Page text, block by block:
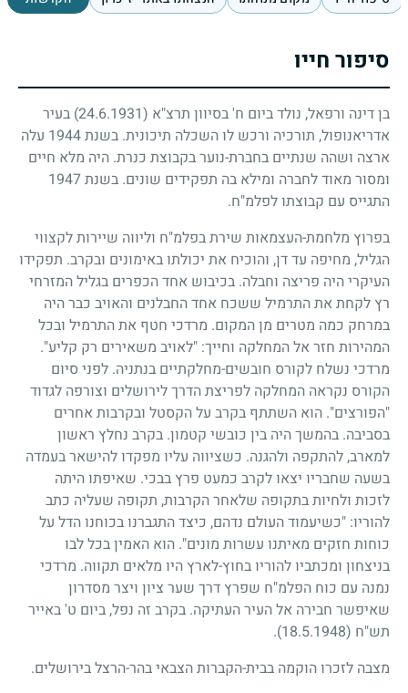
סיפור חייו
בן דינה ורפאל, נולד ביום ח' בסיוון תרצ"א (24.6.1931)
בעיר
אדריאנופול, תורכיה ורכש לו השכלה תיכונית. בשנת1944 עלה
ארצה ושהה שנתיים בחברת-נוער בקבוצת כנרת. היה מלא חיים
ומסור מאוד לחברה ומילא בה תפקידים שונים. בשנת1947
התגייס עם קבוצתו לפלמ"ח.
בפרוץ מלחמת-העצמאות שירת בפלמ"ח וליווה שיירות לקצווי
הגליל, מחיפה עד דן, והוכיח את יכולתו באימונים ובקרב. תפקידו
העיקרי היה פריצה וחבלה. בכיבוש אחד הכפרים בגליל המזרחי
רץ לקחת את התרמיל ששכח אחד החבלנים והאויב כבר היה
במרחק כמה מטרים מן המקום. מרדכי חטף את התרמיל ובכל
המהירות חזר אל המחלקה וחייך: "לאויב משאירים רק קליע".
מרדכי נשלח לקורס חובשים-מחלקתיים בנתניה. לפני סיום
הקורס נקראה המחלקה לפריצת הדרך לירושלים וצורפה לגדוד
"הפורצים". הוא השתתף בקרב על הקסטל ובקרבות אחרים
בסביבה. בהמשך היה בין כובשי קטמון. בקרב נחלץ ראשון
למארב, להתקפה ולהגנה. כשציווה עליו מפקדו להישאר בעמדה
בשעה שחבריו יצאו לקרב כמעט פרץ בבכי. שאיפתו היתה
לזכות ולחיות בתקופה שלאחר הקרבות, תקופה שעליה כתב
להוריו: "כשיעמוד העולם נדהם, כיצד התגברנו בכוחנו הדל על
כוחות חזקים מאיתנו עשרות מונים". הוא האמין בכל לבו
בניצחון ומכתביו להוריו בחוץ-לארץ היו מלאים תקווה. מרדכי
נמנה עם כוח הפלמ"ח שפרץ דרך שער ציון ויצר מסדרון
שאיפשר חבירה אל העיר העתיקה. בקרב זה נפל, ביום ט' באייר
תש"ח (18.5.1948)
.
מצבה לזכרו הוקמה בבית-הקברות הצבאי בהר-הרצל בירושלים.